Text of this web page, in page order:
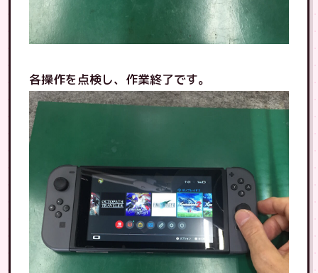
各操作を点検し、作業終了です。